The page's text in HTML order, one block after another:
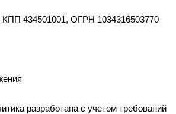
434501001, ОГРН 1034316503770
разработана с учетом требований